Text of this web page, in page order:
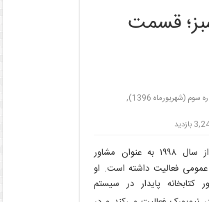
قسمت
سوم (شهریورماه 1396)
,
بازدید
، از سال ۱۹۹۸ به عنوان مشاور
عمومی فعالیت داشته است. او
کتابخانه پایدار در سیستم